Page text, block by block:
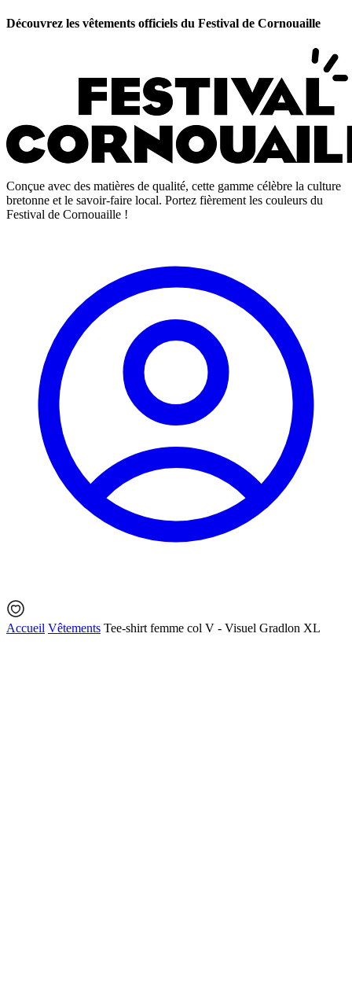
Découvrez les vêtements officiels du Festival de Cornouaille
Conçue avec des matières de qualité, cette gamme célèbre la culture
bretonne et le savoir-faire local. Portez fièrement les couleurs du
Festival de Cornouaille !
Accueil Vêtements Tee-shirt femme col V - Visuel Gradlon XL